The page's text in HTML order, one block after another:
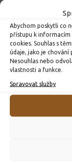
Abychom poskytli co
přístupu k
cookies. Souhlas s
údaje, jako je chování
Nesouhlas nebo
vlastnosti a funkce.
Spravovat služby
ROZHODNUTÍ O
PRO ROK 2026
10. 4. 2026